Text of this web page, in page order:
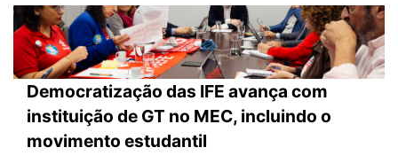
Democratização das IFE avança com
instituição de GT no MEC, incluindo o
movimento estudantil